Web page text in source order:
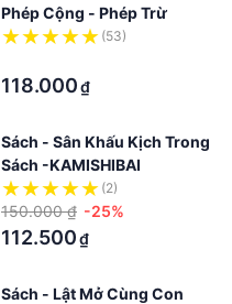
Phép Cộng - Phép Trừ
(53)
118.000₫
Sách - Sân Khấu Kịch Trong
Sách -KAMISHIBAI
(2)
150.000 ₫ -25%
112.500₫
Sách - Lật Mở Cùng Con